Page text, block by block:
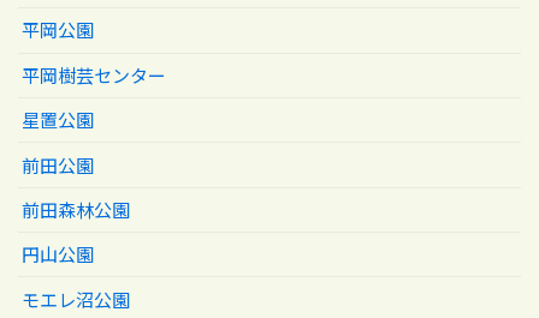
平岡公園
平岡樹芸センター
星置公園
前田公園
前田森林公園
円山公園
モエレ沼公園